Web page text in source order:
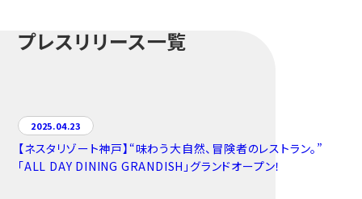
プレスリリース一覧
2025.04.23
【ネスタリゾート神戸】“味わう大自然、冒険者のレストラン。”
「ALL DAY DINING GRANDISH」グランドオープン！